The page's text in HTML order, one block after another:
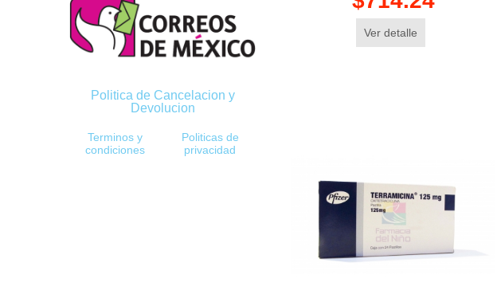
Politica de Cancelacion y
Devolucion
Terminos y
condiciones
Politicas de
privacidad
Ver detalle